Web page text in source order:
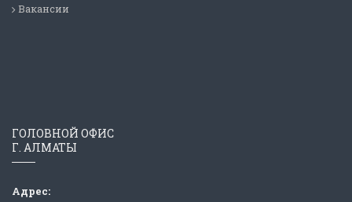
Вакансии
ГОЛОВНОЙ ОФИС
Г. АЛМАТЫ
Адрес: